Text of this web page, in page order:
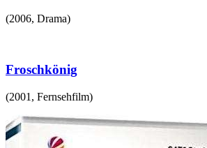
(2006, Drama)
Froschkönig
(2001 , Fernsehfilm)